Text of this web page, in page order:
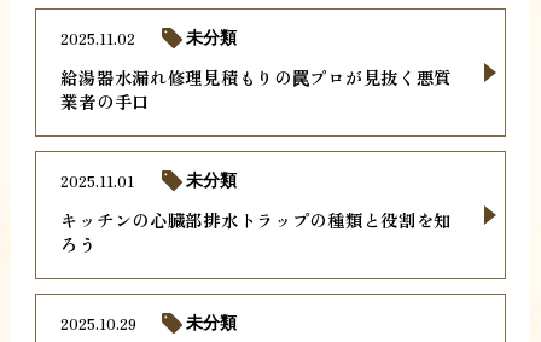
給湯器水漏れ修理見積もりの罠プロが見抜く悪質
業者の手口
2025.11.02 未分類
キッチンの心臓部排水トラップの種類と役割を知
ろう
2025.11.01 未分類
2025.10.29 未分類